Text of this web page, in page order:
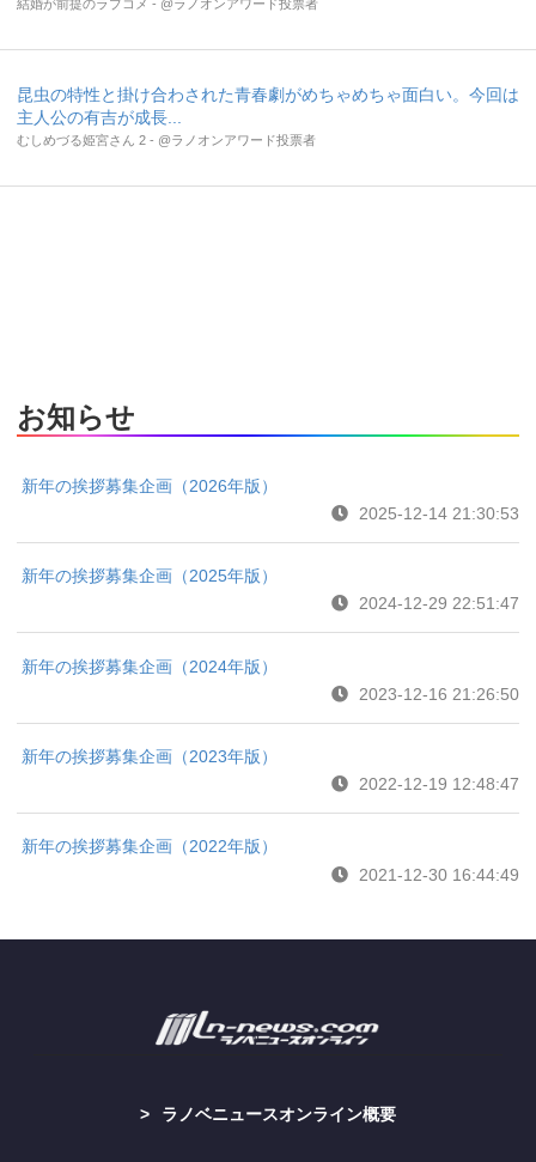
結婚が前提のラブコメ - @ラノオンアワード投票者
昆虫の特性と掛け合わされた青春劇がめちゃめちゃ面白い。今回は
主人公の有吉が成長...
むしめづる姫宮さん 2 - @ラノオンアワード投票者
お知らせ
新年の挨拶募集企画（2026年版）
2025-12-14 21:30:53
新年の挨拶募集企画（2025年版）
2024-12-29 22:51:47
新年の挨拶募集企画（2024年版）
2023-12-16 21:26:50
新年の挨拶募集企画（2023年版）
2022-12-19 12:48:47
新年の挨拶募集企画（2022年版）
2021-12-30 16:44:49
ラノベニュースオンライン概要